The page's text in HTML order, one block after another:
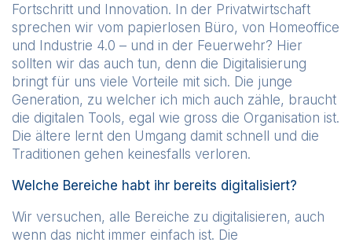
Fortschritt und Innovation. In der Privatwirtschaft
sprechen wir vom papierlosen Büro, von Homeoffice
und Industrie 4.0 – und in der Feuerwehr? Hier
sollten wir das auch tun, denn die Digitalisierung
bringt für uns viele Vorteile mit sich. Die junge
Generation, zu welcher ich mich auch zähle, braucht
die digitalen Tools, egal wie gross die Organisation ist.
Die ältere lernt den Umgang damit schnell und die
Traditionen gehen keinesfalls verloren.
Welche Bereiche habt ihr bereits digitalisiert?
Wir versuchen, alle Bereiche zu digitalisieren, auch
wenn das nicht immer einfach ist. Die